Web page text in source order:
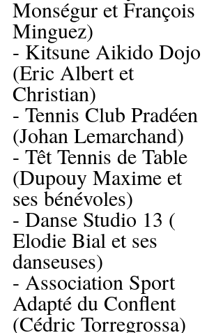
Monségur et François
Minguez)
- Kitsune Aikido Dojo
(Eric Albert et
Christian)
- Tennis Club Pradéen
(Johan Lemarchand)
- Têt Tennis de Table
(Dupouy Maxime et
ses bénévoles)
- Danse Studio 13 (
Elodie Bial et ses
danseuses)
- Association Sport
Adapté du Conflent
(Cédric Torregrossa)